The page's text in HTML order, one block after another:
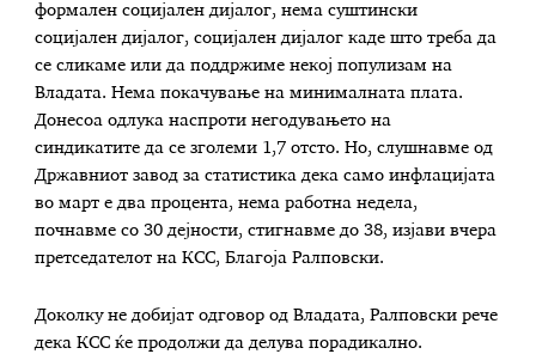
формален социјален дијалог, нема суштински
социјален дијалог, социјален дијалог каде што треба да
се сликаме или да поддржиме некој популизам на
Владата. Нема покачување на минималната плата.
Донесоа одлука наспроти негодувањето на
синдикатите да се зголеми 1,7 отсто. Но, слушнавме од
Државниот завод за статистика дека само инфлацијата
во март е два процента, нема работна недела,
почнавме со 30 дејности, стигнавме до 38, изјави вчера
претседателот на КСС, Благоја Ралповски.
Доколку не добијат одговор од Владата, Ралповски рече
дека КСС ќе продолжи да делува порадикално.